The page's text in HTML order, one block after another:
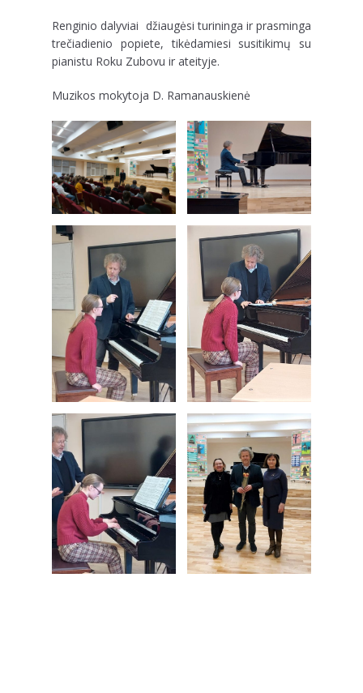
Renginio dalyviai džiaugėsi turininga ir prasminga
trečiadienio popiete, tikėdamiesi susitikimų su
pianistu Roku Zubovu ir ateityje.
Muzikos mokytoja D. Ramanauskienė